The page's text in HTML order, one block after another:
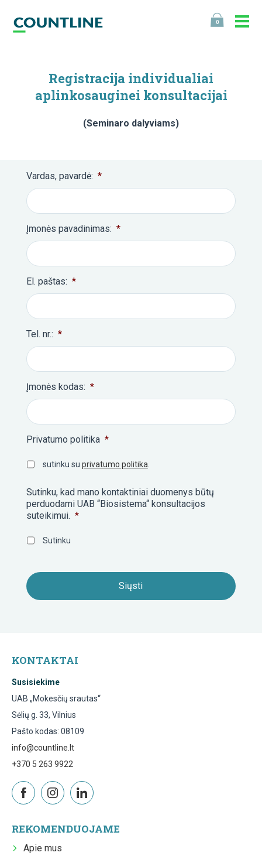
0
Registracija individualiai
aplinkosauginei konsultacijai
(Seminaro dalyviams)
Vardas, pavardė: *
Įmonės pavadinimas: *
El. paštas: *
Tel. nr.: *
Įmonės kodas: *
Privatumo politika *
sutinku su privatumo politika
Sutinku, kad mano kontaktiniai duomenys būtų
perduodami UAB “Biosistema“ konsultacijos
suteikimui. *
Sutinku
KONTAKTAI
Susisiekime
UAB „Mokesčių srautas“
Sėlių g. 33, Vilnius
Pašto kodas: 08109
info@countline.lt
+370 5 263 9922
REKOMENDUOJAME
Apie mus